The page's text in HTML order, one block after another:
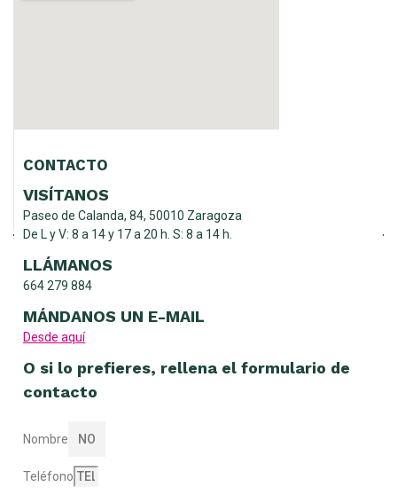
CONTACTO
VISÍTANOS
Paseo de Calanda, 84, 50010 Zaragoza
De L y V: 8 a 14 y 17 a 20 h. S: 8 a 14 h.
LLÁMANOS
664 279 884
MÁNDANOS UN E-MAIL
Desde aquí
O si lo prefieres, rellena el formulario de
contacto
Nombre
Teléfono